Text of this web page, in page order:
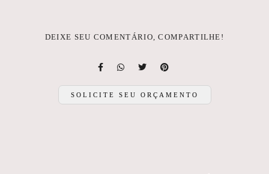
DEIXE SEU COMENTÁRIO, COMPARTILHE!
SOLICITE SEU ORÇAMENTO